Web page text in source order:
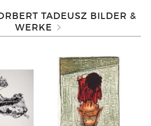
TADEUSZ BILDER &
WERKE